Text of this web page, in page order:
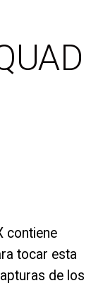
contiene
tocar esta
de los